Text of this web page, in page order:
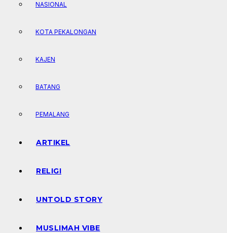
NASIONAL
KOTA PEKALONGAN
KAJEN
BATANG
PEMALANG
ARTIKEL
RELIGI
UNTOLD STORY
MUSLIMAH VIBE